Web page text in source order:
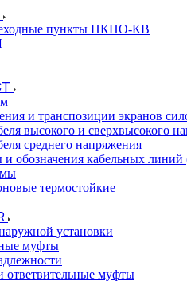
пункты ПКПО-КВ
и транспозиции экранов
высокого и сверхвысокого
среднего напряжения
и обозначения кабельных
термостойкие
установки
муфты
ответвительные муфты